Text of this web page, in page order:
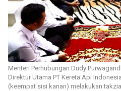
Menteri Perhubungan Dudy
Direktur Utama PT Kereta Api
(keempat sisi kanan) melakukan